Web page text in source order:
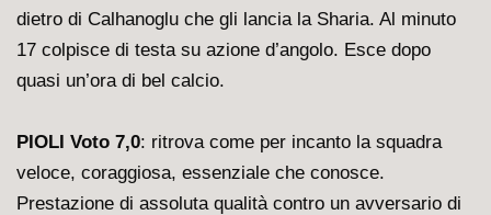
dietro di Calhanoglu che gli lancia la Sharia. Al minuto
17 colpisce di testa su azione d’angolo. Esce dopo
quasi un’ora di bel calcio.
PIOLI Voto 7,0: ritrova come per incanto la squadra
veloce, coraggiosa, essenziale che conosce.
Prestazione di assoluta qualità contro un avversario di